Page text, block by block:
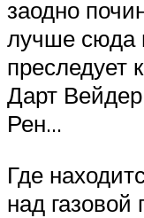
заодно
лучше сюда
преследует
Дарт
Рен…
Где
над газовой